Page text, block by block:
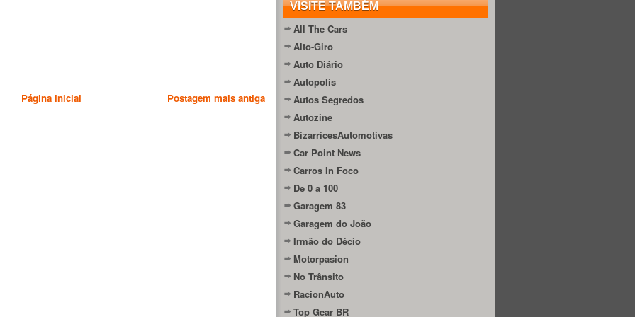
Postagem mais antiga
Página inicial
VISITE TAMBÉM
All The Cars
Alto-Giro
Auto Diário
Autopolis
Autos Segredos
Autozine
BizarricesAutomotivas
Car Point News
Carros In Foco
De 0 a 100
Garagem 83
Garagem do João
Irmão do Décio
Motorpasion
No Trânsito
RacionAuto
Top Gear BR